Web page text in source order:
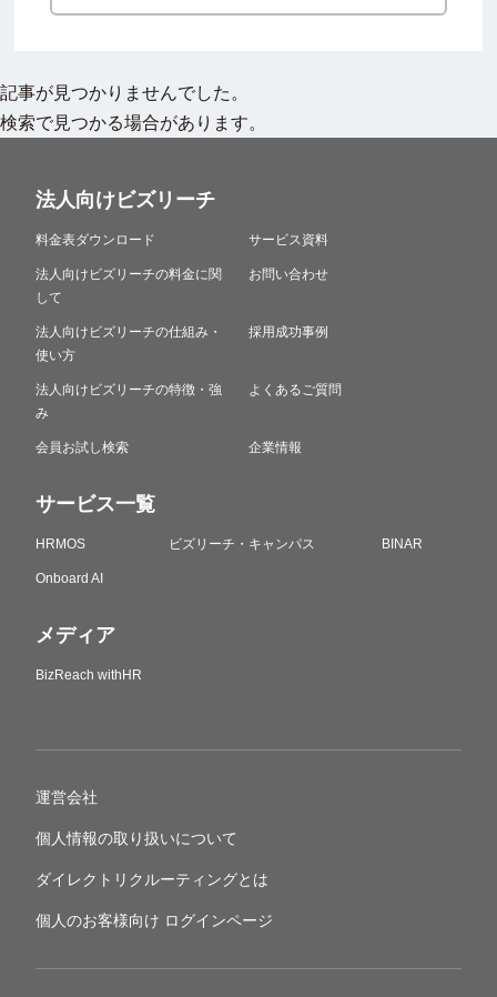
記事が見つかりませんでした。
検索で見つかる場合があります。
法人向けビズリーチ
料金表ダウンロード
法人向けビズリーチの料金に関
して
法人向けビズリーチの仕組み・
使い方
法人向けビズリーチの特徴・強
み
会員お試し検索
サービス資料
お問い合わせ
採用成功事例
よくあるご質問
企業情報
サービス一覧
HRMOS ビズリーチ・キャンパス BINAR
Onboard AI
メディア
BizReach withHR
運営会社
個人情報の取り扱いについて
ダイレクトリクルーティングとは
個人のお客様向け ログインページ